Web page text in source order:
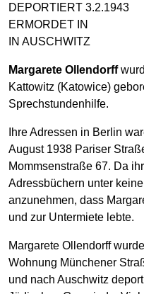
DEPORTIERT 3.2.1943
ERMORDET IN
IN AUSCHWITZ
Margarete Ollendorff
Kattowitz (Katowice)
Sprechstundenhilfe.
Ihre Adressen in Berlin
August 1938 Pariser
Mommsenstraße 67. Da
Adressbüchern unter
anzunehmen, dass
und zur Untermiete lebte.
Margarete Ollendorff
Wohnung Münchener
und nach Auschwitz